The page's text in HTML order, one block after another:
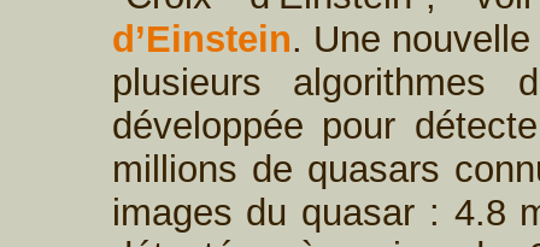
d’Einstein. Une
plusieurs algorithmes
développée pour
millions de quasars
images du quasar : 4.8